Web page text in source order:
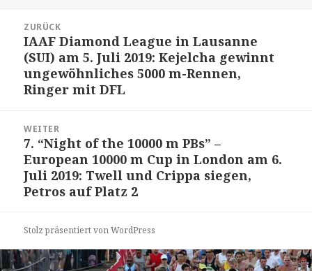
Navigation
ZURÜCK
Vorheriger
Beitrag:
IAAF Diamond League in Lausanne
(SUI) am 5. Juli 2019: Kejelcha gewinnt
ungewöhnliches 5000 m-Rennen,
Ringer mit DFL
WEITER
Nächster
Beitrag:
7. “Night of the 10000 m PBs” –
European 10000 m Cup in London am 6.
Juli 2019: Twell und Crippa siegen,
Petros auf Platz 2
Stolz präsentiert von WordPress